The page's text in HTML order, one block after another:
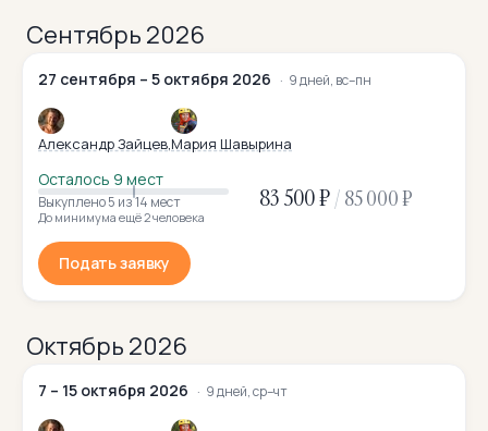
Сентябрь 2026
27 сентября – 5 октября 2026 9 дней, вс–пн
Александр Зайцев Мария Шавырина
Осталось 9 мест
Выкуплено 5 из 14 мест
До минимума ещё 2 человека
83 500 ₽/85 000 ₽
Подать заявку
Октябрь 2026
7 – 15 октября 2026 9 дней, ср–чт